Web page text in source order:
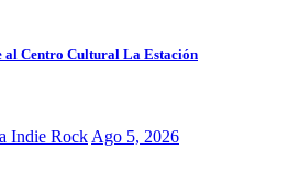
al Centro Cultural La Estación
Indie Rock Ago 5, 2026